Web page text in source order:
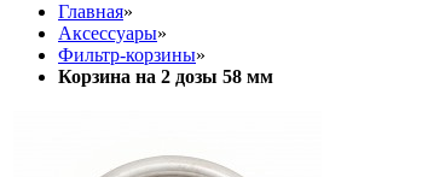
Главная»
Аксессуары»
Фильтр-корзины»
Корзина на 2 дозы 58 мм